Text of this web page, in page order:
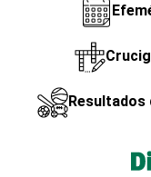
Resultados